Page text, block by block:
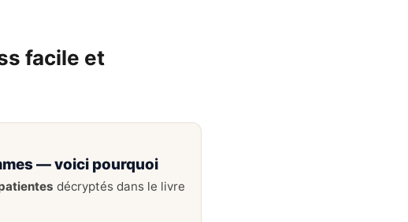
facile et
— voici pourquoi
décryptés dans le livre